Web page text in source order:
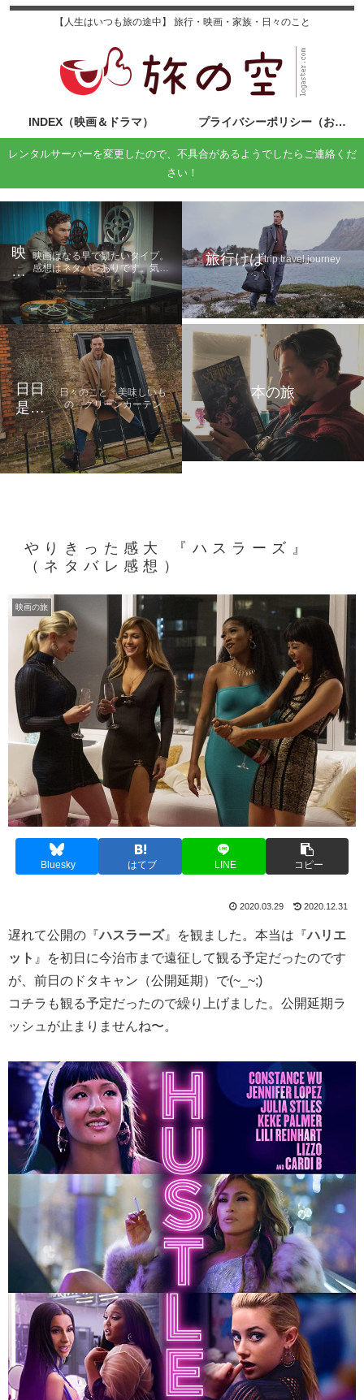
【人生はいつも旅の途中】 旅行・映画・家族・日々のこと
INDEX（映画＆ドラマ） プライバシーポリシー（お問い合わせ）
レンタルサーバーを変更したので、不具合があるようでしたらご連絡くだ
さい！
映
画
の
旅
映画はなる早で観たいタイプ。
感想はネタバレありです。気に
なる方は鑑賞後に読んでくださ
い。
旅行けばtrip,travel,journey
日日
是好
日
日々のこと 美味しいも
の グリーンカーテン
本の旅
やりきった感大 『ハスラーズ』
（ネタバレ感想）
映画の旅
Bluesky はてブ LINE コピー
2020.03.29 2020.12.31
遅れて公開の『ハスラーズ』を観ました。本当は『ハリエ
ット 』を初日に今治市まで遠征して観る予定だったのです
が、前日のドタキャン（公開延期）で(~_~;)
コチラも観る予定だったので繰り上げました。公開延期ラ
ッシュが止まりませんね〜。